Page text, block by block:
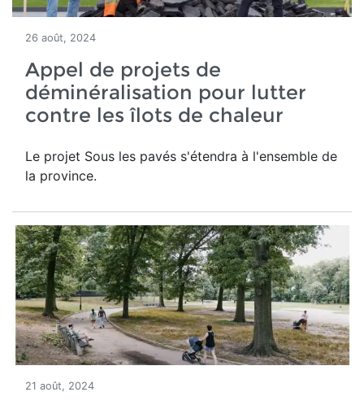
26 août, 2024
Appel de projets de
déminéralisation pour lutter
contre les îlots de chaleur
Le projet Sous les pavés s'étendra à l'ensemble de
la province.
21 août, 2024